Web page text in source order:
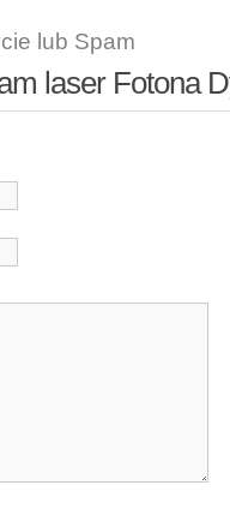
lub Spam
laser Fotona